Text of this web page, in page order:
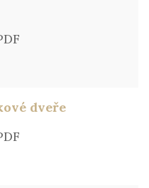
dveře